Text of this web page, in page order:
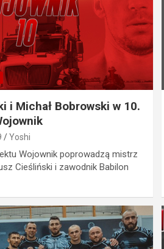
i Michał Bobrowski w 10.
Yoshi
Wojownik poprowadzą mistrz
Cieśliński i zawodnik Babilon